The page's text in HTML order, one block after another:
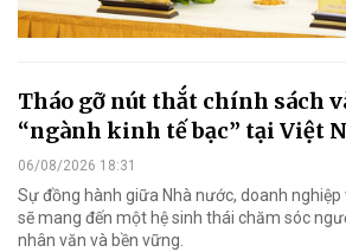
Tháo gỡ nút thắt chính sách
“ngành kinh tế bạc” tại Việt
06/08/2026 18:31
Sự đồng hành giữa Nhà nước, doanh
sẽ mang đến một hệ sinh thái chăm sóc
nhân văn và bền vững.